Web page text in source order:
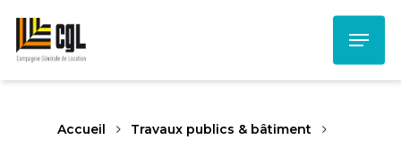
main
content
Menu
Accueil
Travaux publics & bâtiment